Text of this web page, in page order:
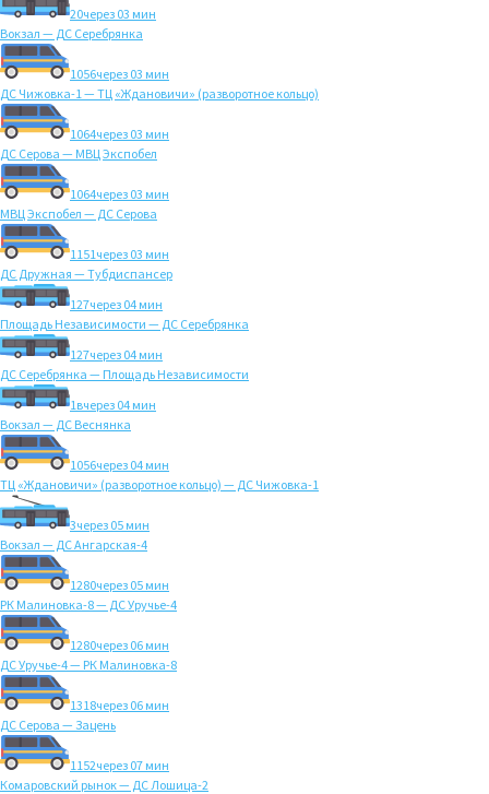
20через 03 мин
Вокзал — ДС Серебрянка
1056через 03 мин
ДС Чижовка-1 — ТЦ «Ждановичи» (разворотное кольцо)
1064через 03 мин
ДС Серова — МВЦ Экспобел
1064через 03 мин
МВЦ Экспобел — ДС Серова
1151через 03 мин
ДС Дружная — Тубдиспансер
127через 04 мин
Площадь Независимости — ДС Серебрянка
127через 04 мин
ДС Серебрянка — Площадь Независимости
1вчерез 04 мин
Вокзал — ДС Веснянка
1056через 04 мин
ТЦ «Ждановичи» (разворотное кольцо) — ДС Чижовка-1
3через 05 мин
Вокзал — ДС Ангарская-4
1280через 05 мин
РК Малиновка-8 — ДС Уручье-4
1280через 06 мин
ДС Уручье-4 — РК Малиновка-8
1318через 06 мин
ДС Серова — Зацень
1152через 07 мин
Комаровский рынок — ДС Лошица-2